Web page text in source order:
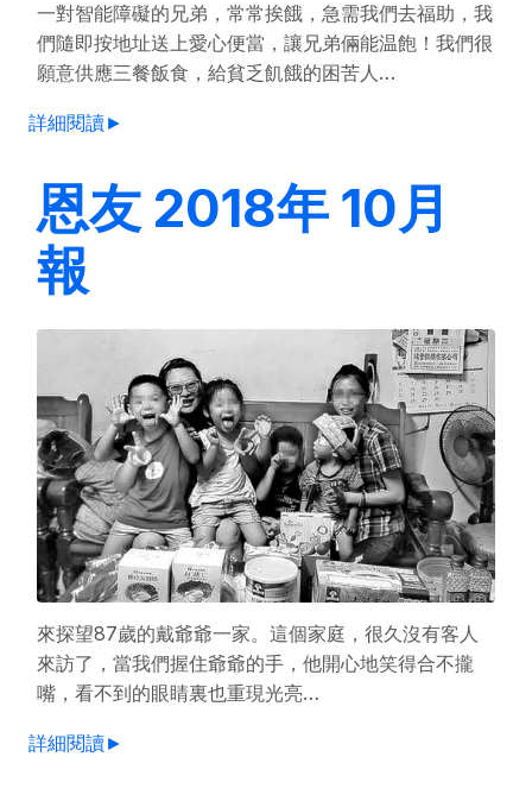
一對智能障礙的兄弟，常常挨餓，急需我們去福助，我
們隨即按地址送上愛心便當，讓兄弟倆能温飽！我們很
願意供應三餐飯食，給貧乏飢餓的困苦人…
詳細閱讀►
恩友 2018年 10月
報
來探望87歲的戴爺爺一家。這個家庭，很久沒有客人
來訪了，當我們握住爺爺的手，他開心地笑得合不攏
嘴，看不到的眼睛裏也重現光亮…
詳細閱讀►